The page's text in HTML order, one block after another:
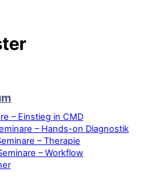
– Einstieg in CMD
– Hands-on Diagnostik
– Therapie
– Workflow